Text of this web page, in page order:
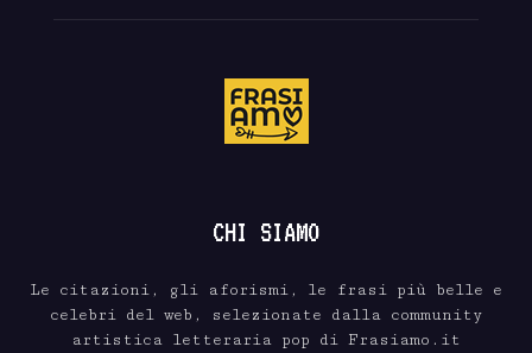
CHI SIAMO
Le citazioni, gli aforismi, le frasi più belle e
celebri del web, selezionate dalla community
artistica letteraria pop di Frasiamo.it